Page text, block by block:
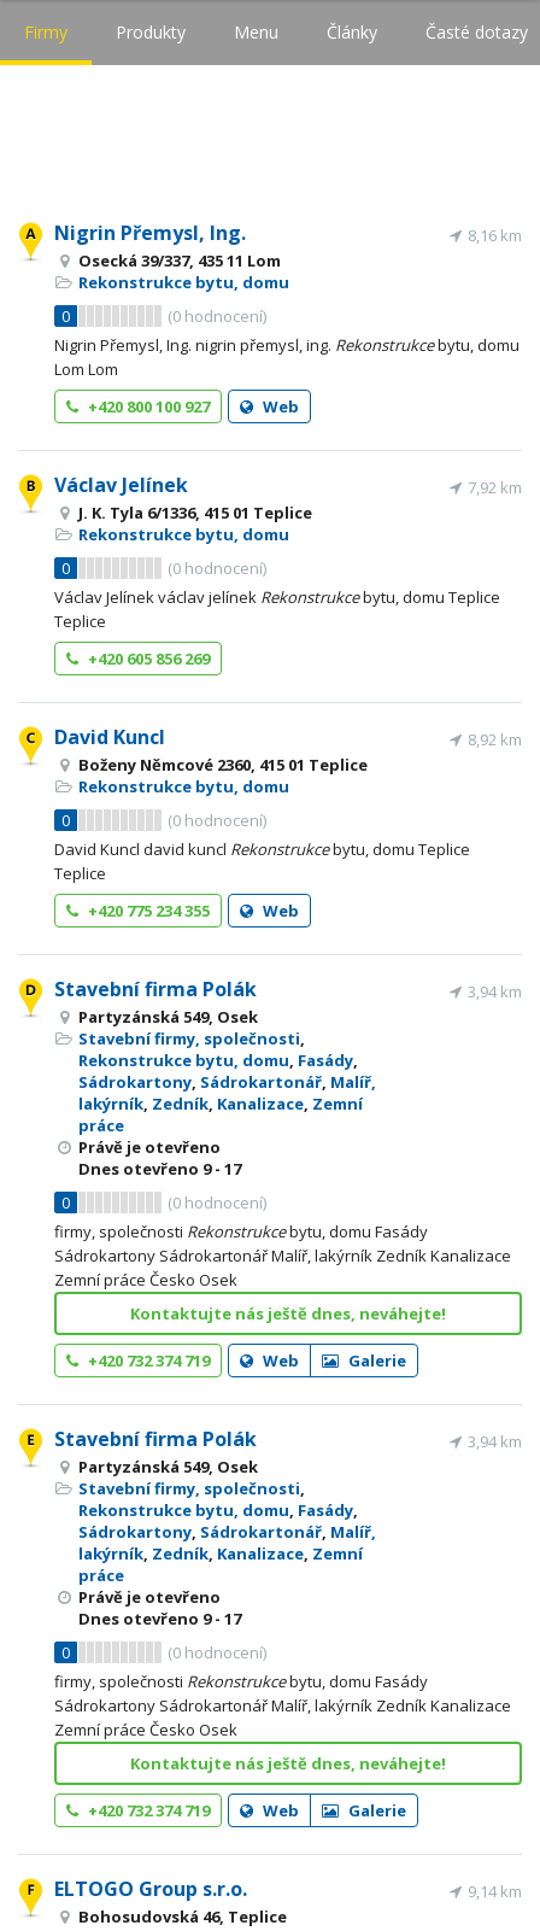
Firmy Produkty Menu Články Časté dotazy
Nigrin Přemysl, Ing.
Osecká 39/337, 435 11 Lom
Rekonstrukce bytu, domu
0
(0 hodnocení)
8,16 km
Nigrin Přemysl, Ing. nigrin přemysl, ing. Rekonstrukcebytu, domu
Lom Lom
+420 800 100 927
Web
Václav Jelínek
J. K. Tyla 6/1336, 415 01 Teplice
Rekonstrukce bytu, domu
0
(0 hodnocení)
7,92 km
Václav Jelínek václav jelínek Rekonstrukcebytu, domu Teplice
Teplice
+420 605 856 269
David Kuncl
Boženy Němcové 2360, 415 01 Teplice
Rekonstrukce bytu, domu
0
(0 hodnocení)
8,92 km
David Kuncl david kuncl Rekonstrukcebytu, domu Teplice
Teplice
+420 775 234 355
Web
Stavební firma Polák
Partyzánská 549, Osek
Stavební firmy, společnosti,
Rekonstrukce bytu, domu, Fasády,
Sádrokartony, Sádrokartonář, Malíř,
lakýrník, Zedník, Kanalizace, Zemní
práce
Právě je otevřeno
Dnes otevřeno 9 - 17
0
(0 hodnocení)
3,94 km
firmy, společnosti Rekonstrukcebytu, domu Fasády
Sádrokartony Sádrokartonář Malíř, lakýrník Zedník Kanalizace
Zemní práce Česko Osek
Kontaktujte nás ještě dnes, neváhejte!
+420 732 374 719 Web Galerie
Stavební firma Polák
Partyzánská 549, Osek
Stavební firmy, společnosti,
Rekonstrukce bytu, domu, Fasády,
Sádrokartony, Sádrokartonář, Malíř,
lakýrník, Zedník, Kanalizace, Zemní
práce
Právě je otevřeno
Dnes otevřeno 9 - 17
0
(0 hodnocení)
3,94 km
firmy, společnosti Rekonstrukcebytu, domu Fasády
Sádrokartony Sádrokartonář Malíř, lakýrník Zedník Kanalizace
Zemní práce Česko Osek
Kontaktujte nás ještě dnes, neváhejte!
+420 732 374 719 Web Galerie
ELTOGO Group s.r.o.
Bohosudovská 46, Teplice
9,14 km